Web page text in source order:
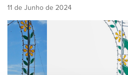
11 de Junho de 2024